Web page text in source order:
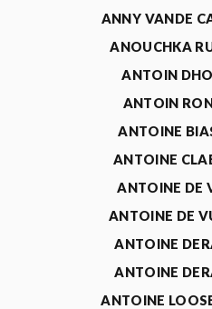
ANNY VANDE
ANOUCHKA
ANTOIN
ANTOIN
ANTOINE
ANTOINE
ANTOINE DE
ANTOINE DE
ANTOINE
ANTOINE
ANTOINE